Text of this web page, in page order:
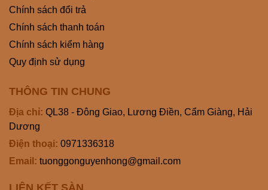
Chính sách đổi trả
Chính sách thanh toán
Chính sách kiểm hàng
Quy định sử dụng
THÔNG TIN CHUNG
Địa chỉ: QL38 - Đông Giao, Lương Điền, Cẩm Giàng, Hải
Dương
Điện thoại: 0971336318
Email: tuonggonguyenhong@gmail.com
LIÊN KẾT SÀN